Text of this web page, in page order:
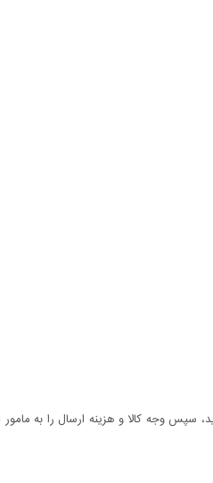
وجه کالا و هزینه ارسال را به مامور